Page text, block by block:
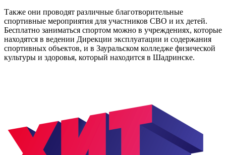
Также они проводят различные благотворительные
спортивные мероприятия для участников СВО и их детей.
Бесплатно заниматься спортом можно в учреждениях, которые
находятся в ведении Дирекции эксплуатации и содержания
спортивных объектов, и в Зауральском колледже физической
культуры и здоровья, который находится в Шадринске.